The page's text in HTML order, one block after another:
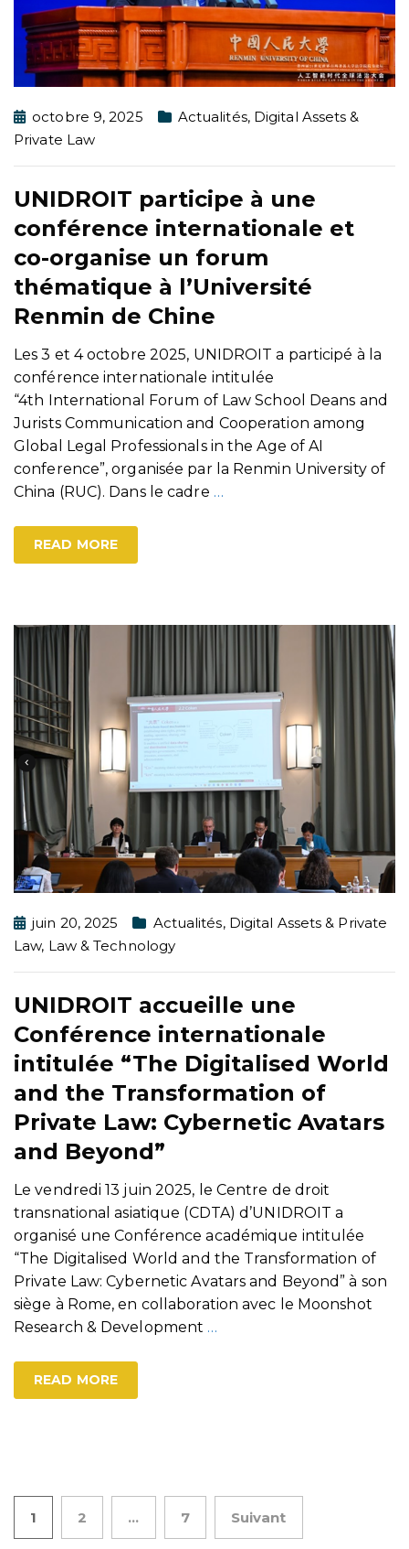
octobre 9, 2025 Actualités, Digital Assets &
Private Law
UNIDROIT participe à une
conférence internationale et
co-organise un forum
thématique à l’Université
Renmin de Chine
Les 3 et 4 octobre 2025, UNIDROIT a participé à la
conférence internationale intitulée
“4th International Forum of Law School Deans and
Jurists Communication and Cooperation among
Global Legal Professionals in the Age of AI
conference”, organisée par la Renmin University of
China (RUC). Dans le cadre …
READ MORE
juin 20, 2025 Actualités, Digital Assets & Private
Law, Law & Technology
UNIDROIT accueille une
Conférence internationale
intitulée “The Digitalised World
and the Transformation of
Private Law: Cybernetic Avatars
and Beyond”
Le vendredi 13 juin 2025, le Centre de droit
transnational asiatique (CDTA) d’UNIDROIT a
organisé une Conférence académique intitulée
“The Digitalised World and the Transformation of
Private Law: Cybernetic Avatars and Beyond” à son
siège à Rome, en collaboration avec le Moonshot
Research & Development …
READ MORE
Pagination
1 2 … 7 Suivant